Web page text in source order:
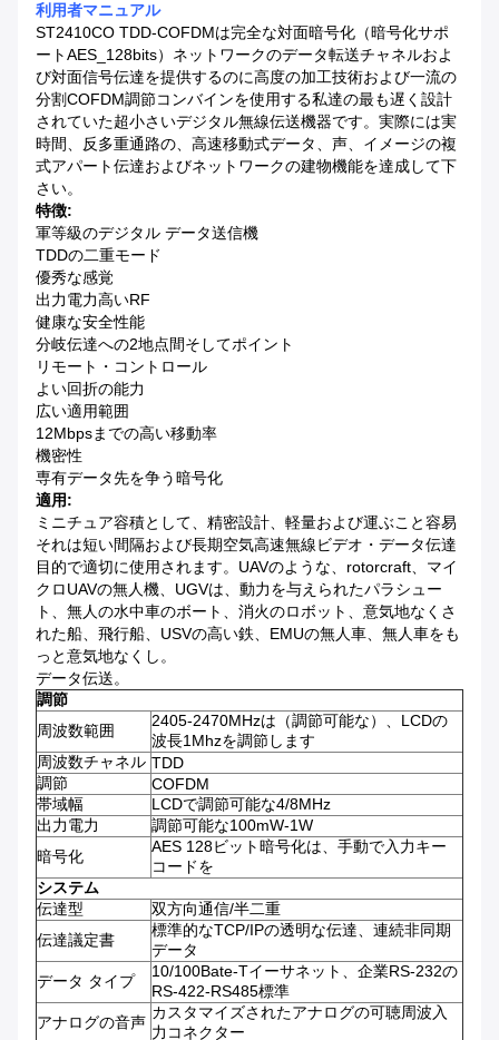
利用者マニュアル
ST2410CO TDD-COFDMは完全な対面暗号化（暗号化サポ
ートAES_128bits）ネットワークのデータ転送チャネルおよ
び対面信号伝達を提供するのに高度の加工技術および一流の
分割COFDM調節コンバインを使用する私達の最も遅く設計
されていた超小さいデジタル無線伝送機器です。実際には実
時間、反多重通路の、高速移動式データ、声、イメージの複
式アパート伝達およびネットワークの建物機能を達成して下
さい。
特徴:
軍等級のデジタル データ送信機
TDDの二重モード
優秀な感覚
出力電力高いRF
健康な安全性能
分岐伝達への2地点間そしてポイント
リモート・コントロール
よい回折の能力
広い適用範囲
12Mbpsまでの高い移動率
機密性
専有データ先を争う暗号化
適用:
ミニチュア容積として、精密設計、軽量および運ぶこと容易
それは短い間隔および長期空気高速無線ビデオ・データ伝達
目的で適切に使用されます。UAVのような、rotorcraft、マイ
クロUAVの無人機、UGVは、動力を与えられたパラシュー
ト、無人の水中車のボート、消火のロボット、意気地なくさ
れた船、飛行船、USVの高い鉄、EMUの無人車、無人車をも
っと意気地なくし。
データ伝送。
調節
周波数範囲
2405-2470MHzは（調節可能な）、LCDの
波長1Mhzを調節します
周波数チャネル TDD
調節
COFDM
帯域幅
LCDで調節可能な4/8MHz
出力電力
調節可能な100mW-1W
暗号化
AES 128ビット暗号化は、手動で入力キー
コードを
システム
伝達型
双方向通信/半二重
伝達議定書
標準的なTCP/IPの透明な伝達、連続非同期
データ
データ タイプ
10/100Bate-Tイーサネット、企業RS-232の
RS-422-RS485標準
アナログの音声
カスタマイズされたアナログの可聴周波入
力コネクター